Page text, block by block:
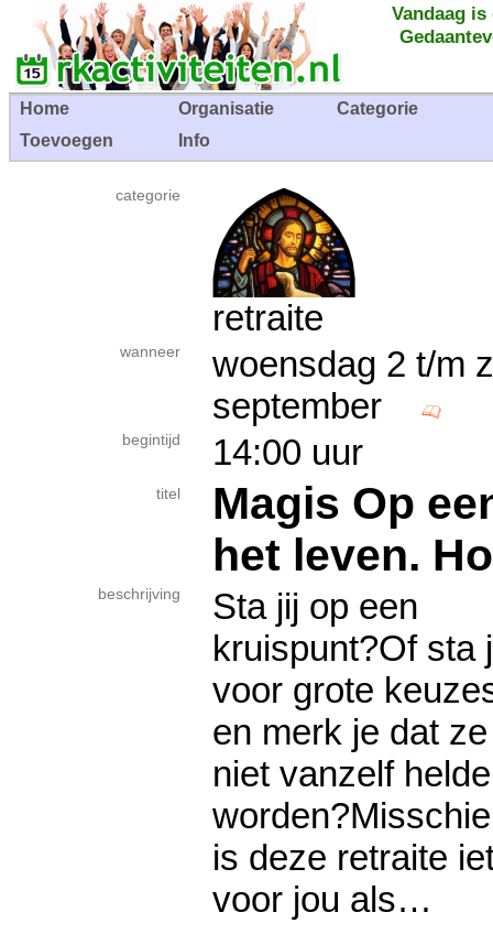
Vandaag
Home Organisatie
Categorie
Toevoegen
Info
categorie
retraite
wanneer
woensdag 2 t/m
september
begintijd 14:00 uur
titel
Magis Op
het leven.
beschrijving
Sta jij op een
kruispunt?Of sta
voor grote
en merk je dat ze
niet vanzelf
is deze retraite
voor jou als…